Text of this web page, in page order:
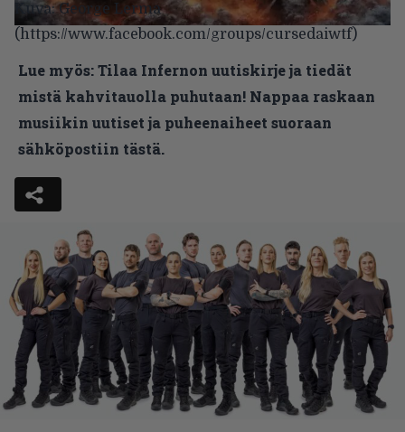
Kuva: George Lerma
(https://www.facebook.com/groups/cursedaiwtf)
Lue myös:Tilaa Infernon uutiskirje ja tiedät
mistä kahvitauolla puhutaan! Nappaa raskaan
musiikin uutiset ja puheenaiheet suoraan
sähköpostiin tästä.